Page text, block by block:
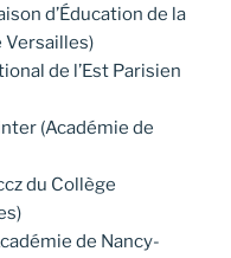
d’Éducation de la
Versailles)
de l’Est Parisien
(Académie de
du Collège
de Nancy-